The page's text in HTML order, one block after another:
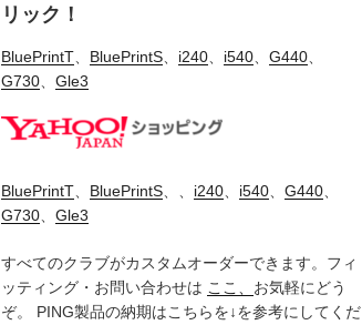
リック！
BluePrintT、 BluePrintS、 i240、 i540、 G440、
G730、 Gle3
BluePrintT、 BluePrintS、、 i240、 i540、 G440、
G730、 Gle3
すべてのクラブがカスタムオーダーできます。フィ
ッティング・お問い合わせは ここ、 お気軽にどう
ぞ。 PING製品の納期はこちらを↓を参考にしてくだ